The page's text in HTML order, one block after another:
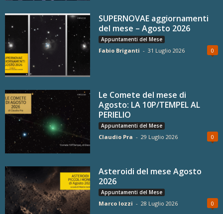
SUPERNOVAE aggiornamenti
del mese – Agosto 2026
Appuntamenti del Mese
Fabio Briganti - 31 Luglio 2026 0
Le Comete del mese di
Agosto: LA 10P/TEMPEL AL
PERIELIO
Appuntamenti del Mese
Claudio Pra - 29 Luglio 2026 0
Asteroidi del mese Agosto
2026
Appuntamenti del Mese
Marco Iozzi - 28 Luglio 2026 0